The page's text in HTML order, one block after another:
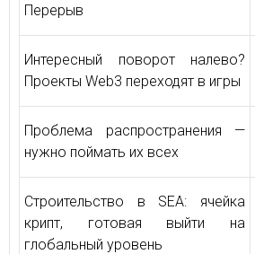
Перерыв
Интересный поворот налево?
Проекты Web3 переходят в игры
Проблема распространения —
нужно поймать их всех
Строительство в SEA: ячейка
крипт, готовая выйти на
глобальный уровень